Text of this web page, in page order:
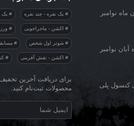
ماه نوامبر
نوامبر
کنسول پلی
یک نفره - چند نفره یک
اکشن - ماجراجویی
شوتر اول شخص
اکشن - نقش آفرینی
برای دریافت آخرین
محصولات ثبت‌نام کنید.